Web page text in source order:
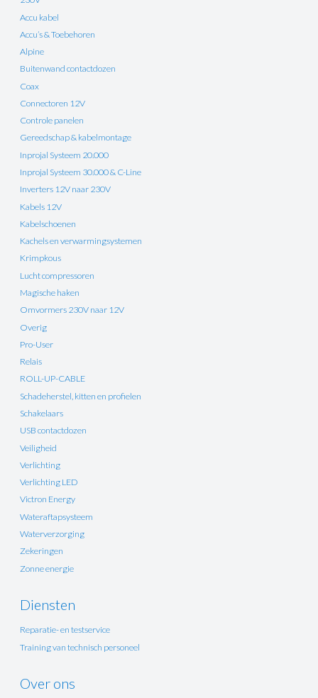
Accu kabel
Accu’s & Toebehoren
Alpine
Buitenwand contactdozen
Coax
Connectoren 12V
Controle panelen
Gereedschap & kabelmontage
Inprojal Systeem 20.000
Inprojal Systeem 30.000 & C-Line
Inverters 12V naar 230V
Kabels 12V
Kabelschoenen
Kachels en verwarmingsystemen
Krimpkous
Lucht compressoren
Magische haken
Omvormers 230V naar 12V
Overig
Pro-User
Relais
ROLL-UP-CABLE
Schadeherstel, kitten en profielen
Schakelaars
USB contactdozen
Veiligheid
Verlichting
Verlichting LED
Victron Energy
Wateraftapsysteem
Waterverzorging
Zekeringen
Zonne energie
Diensten
Reparatie- en testservice
Training van technisch personeel
Over ons